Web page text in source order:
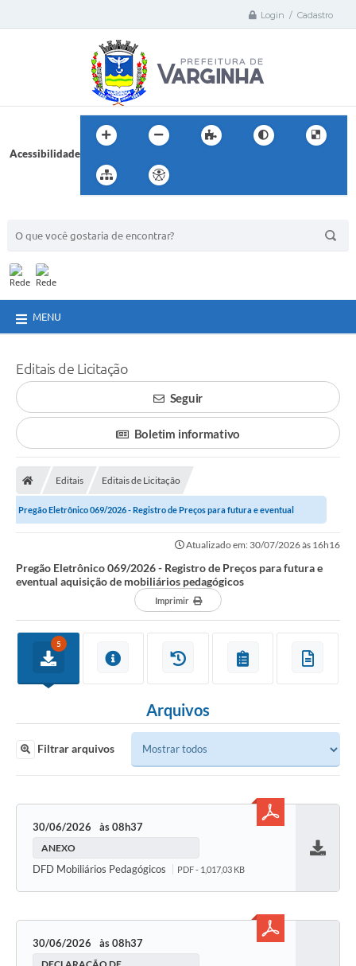
Login / Cadastro
Acessibilidade
MENU
Editais de Licitação
Seguir
Boletim informativo
Editais Editais de Licitação
Pregão Eletrônico 069/2026 - Registro de Preços para futura e eventual
Atualizado em: 30/07/2026 às 16h16
Pregão Eletrônico 069/2026 - Registro de Preços para futura e
eventual aquisição de mobiliários pedagógicos
Imprimir
5
Arquivos
Filtrar arquivos
30/06/2026 08h37
ANEXO
DFD Mobiliários Pedagógicos PDF - 1,017,03 KB
30/06/2026 08h37